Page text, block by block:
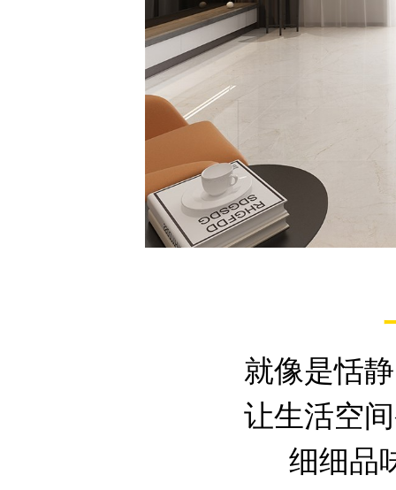
就像是恬
让生活空
细细品